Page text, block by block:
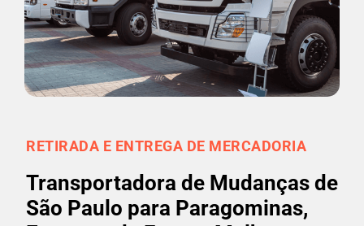
RETIRADA E ENTREGA DE MERCADORIA
Transportadora de Mudanças de
São Paulo para Paragominas,